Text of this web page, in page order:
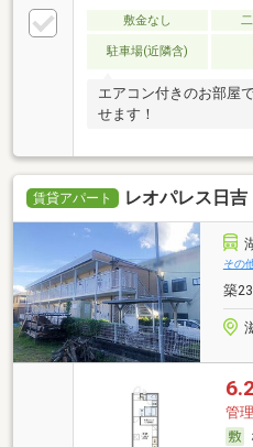
敷金なし
駐車場(近隣含)
エアコン付きのお部屋
せます！
賃貸アパート レオパレス日吉
その
築
管